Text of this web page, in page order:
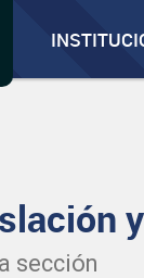
sección